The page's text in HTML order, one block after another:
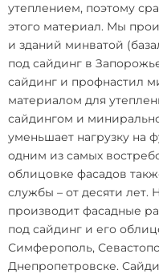
утеплением, поэтому
этого материал. Мы
и зданий минватой
под сайдинг в
сайдинг и профнастил
материалом для
сайдингом и
уменьшает нагрузку на
одним из самых
облицовке фасадов
службы – от десяти лет.
производит фасадные
под сайдинг и его
Симферополь,
Днепропетровске.